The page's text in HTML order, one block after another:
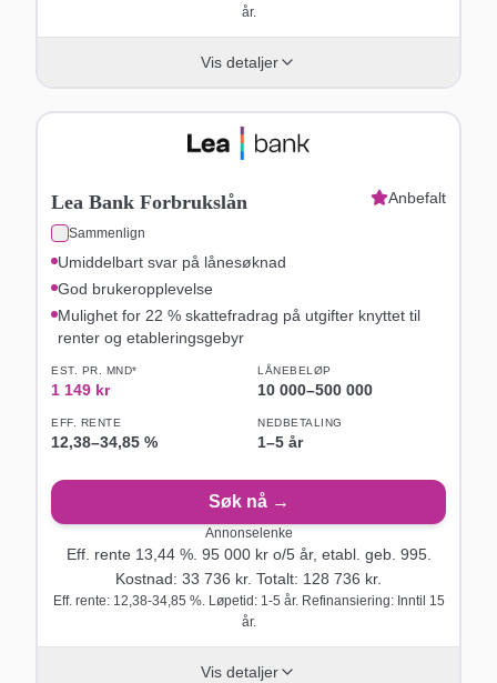
år.
Vis detaljer
Lea Bank Forbrukslån
Sammenlign
Anbefalt
Umiddelbart svar på lånesøknad
God brukeropplevelse
Mulighet for 22 % skattefradrag på utgifter knyttet til
renter og etableringsgebyr
EST. PR. MND*
1 149 kr
LÅNEBELØP
10 000–500 000
EFF. RENTE
12,38–34,85 %
NEDBETALING
1–5 år
Søk nå →
Annonselenke
Eff. rente 13,44%. 95 000kr o/5år, etabl. geb. 995.
Kostnad: 33 736 kr. Totalt: 128 736 kr.
Eff. rente: 12,38-34,85 %. Løpetid: 1-5 år. Refinansiering: Inntil 15
år.
Vis detaljer